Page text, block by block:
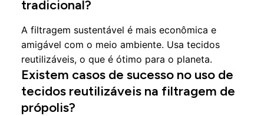
tradicional?
A filtragem sustentável é mais econômica e
amigável com o meio ambiente. Usa tecidos
reutilizáveis, o que é ótimo para o planeta.
Existem casos de sucesso no uso de
tecidos reutilizáveis na filtragem de
própolis?